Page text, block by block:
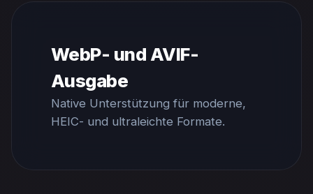
WebP- und AVIF-
Ausgabe
Native Unterstützung für moderne,
HEIC- und ultraleichte Formate.